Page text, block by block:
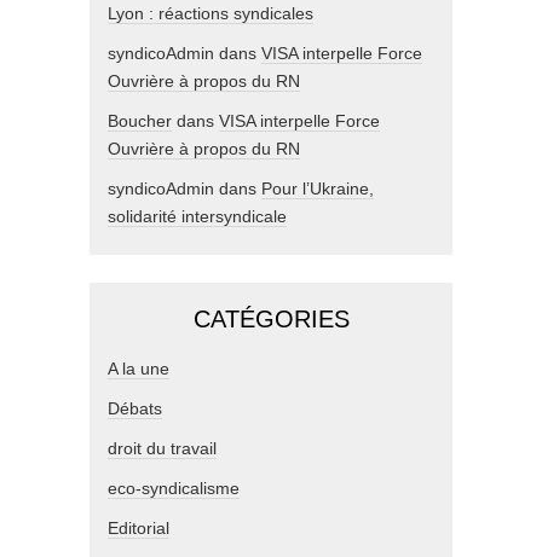
Lyon : réactions syndicales
syndicoAdmin dans VISA interpelle Force
Ouvrière à propos du RN
Boucher dans VISA interpelle Force
Ouvrière à propos du RN
syndicoAdmin dans Pour l’Ukraine,
solidarité intersyndicale
CATÉGORIES
A la une
Débats
droit du travail
eco-syndicalisme
Editorial